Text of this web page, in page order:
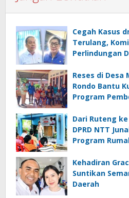
Cegah Kasus
Terulang,
Perlindungan
Reses di Desa
Rondo Bantu
Program
Dari Ruteng
DPRD NTT
Program
Kehadiran
Suntikan
Daerah